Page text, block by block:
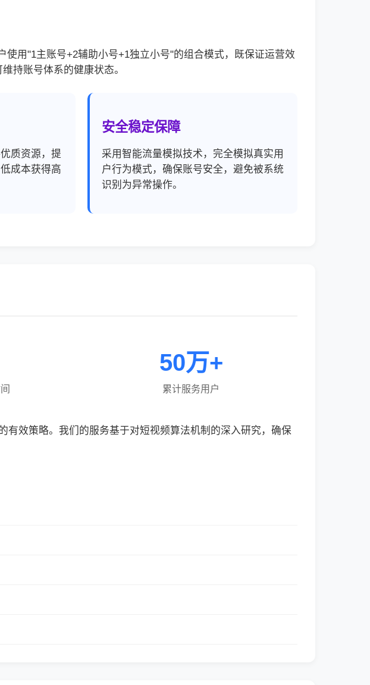
用"1主账号+2辅助小号+1独立小号"的组合模式，既保证运营效
持账号体系的健康状态。
质资源，提
成本获得高
安全稳定保障
采用智能流量模拟技术，完全模拟真实用
户行为模式，确保账号安全，避免被系统
识别为异常操作。
50万+
累计服务用户
效策略。我们的服务基于对短视频算法机制的深入研究，确保